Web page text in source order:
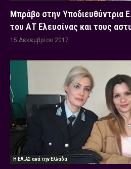
Μπράβο στην Υποδιευθύντρια
του ΑΤ Ελευσίνας και τους
15 Δεκεμβρίου 2017
Η ΕΛ.ΑΣ ανά την Ελλάδα